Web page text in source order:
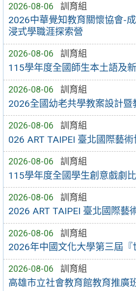
2026-08-06 訓育組
2026中華覺知教育關懷協會-
浸式學職涯探索營
2026-08-06 訓育組
115學年度全國師生本土語及
2026-08-06 訓育組
2026全國幼老共學教案設計暨
2026-08-06 訓育組
026 ART TAIPEI 臺北國際藝
2026-08-06 訓育組
115學年度全國學生創意戲劇
2026-08-06 訓育組
2026 ART TAIPEI 臺北國際藝
2026-08-06 訓育組
2026年中國文化大學第三屆『
2026-08-06 訓育組
高雄市立社會教育館教育推廣